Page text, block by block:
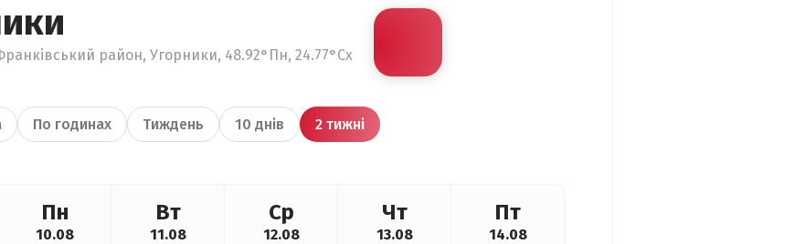
район, Угорники, 48.92°Пн, 24.77°Сх
По годинах Тиждень 10 днів 2 тижні
Пн
10.08
Вт
11.08
Ср
12.08
Чт
13.08
Пт
14.08